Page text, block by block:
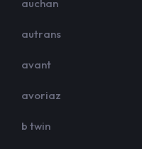
auchan
autrans
avant
avoriaz
b twin